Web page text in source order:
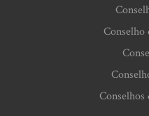
Conselho